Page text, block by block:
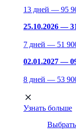
13 дней — 95
25.10.2026 —
7 дней — 51
02.01.2027 —
8 дней — 53
Узнать больше